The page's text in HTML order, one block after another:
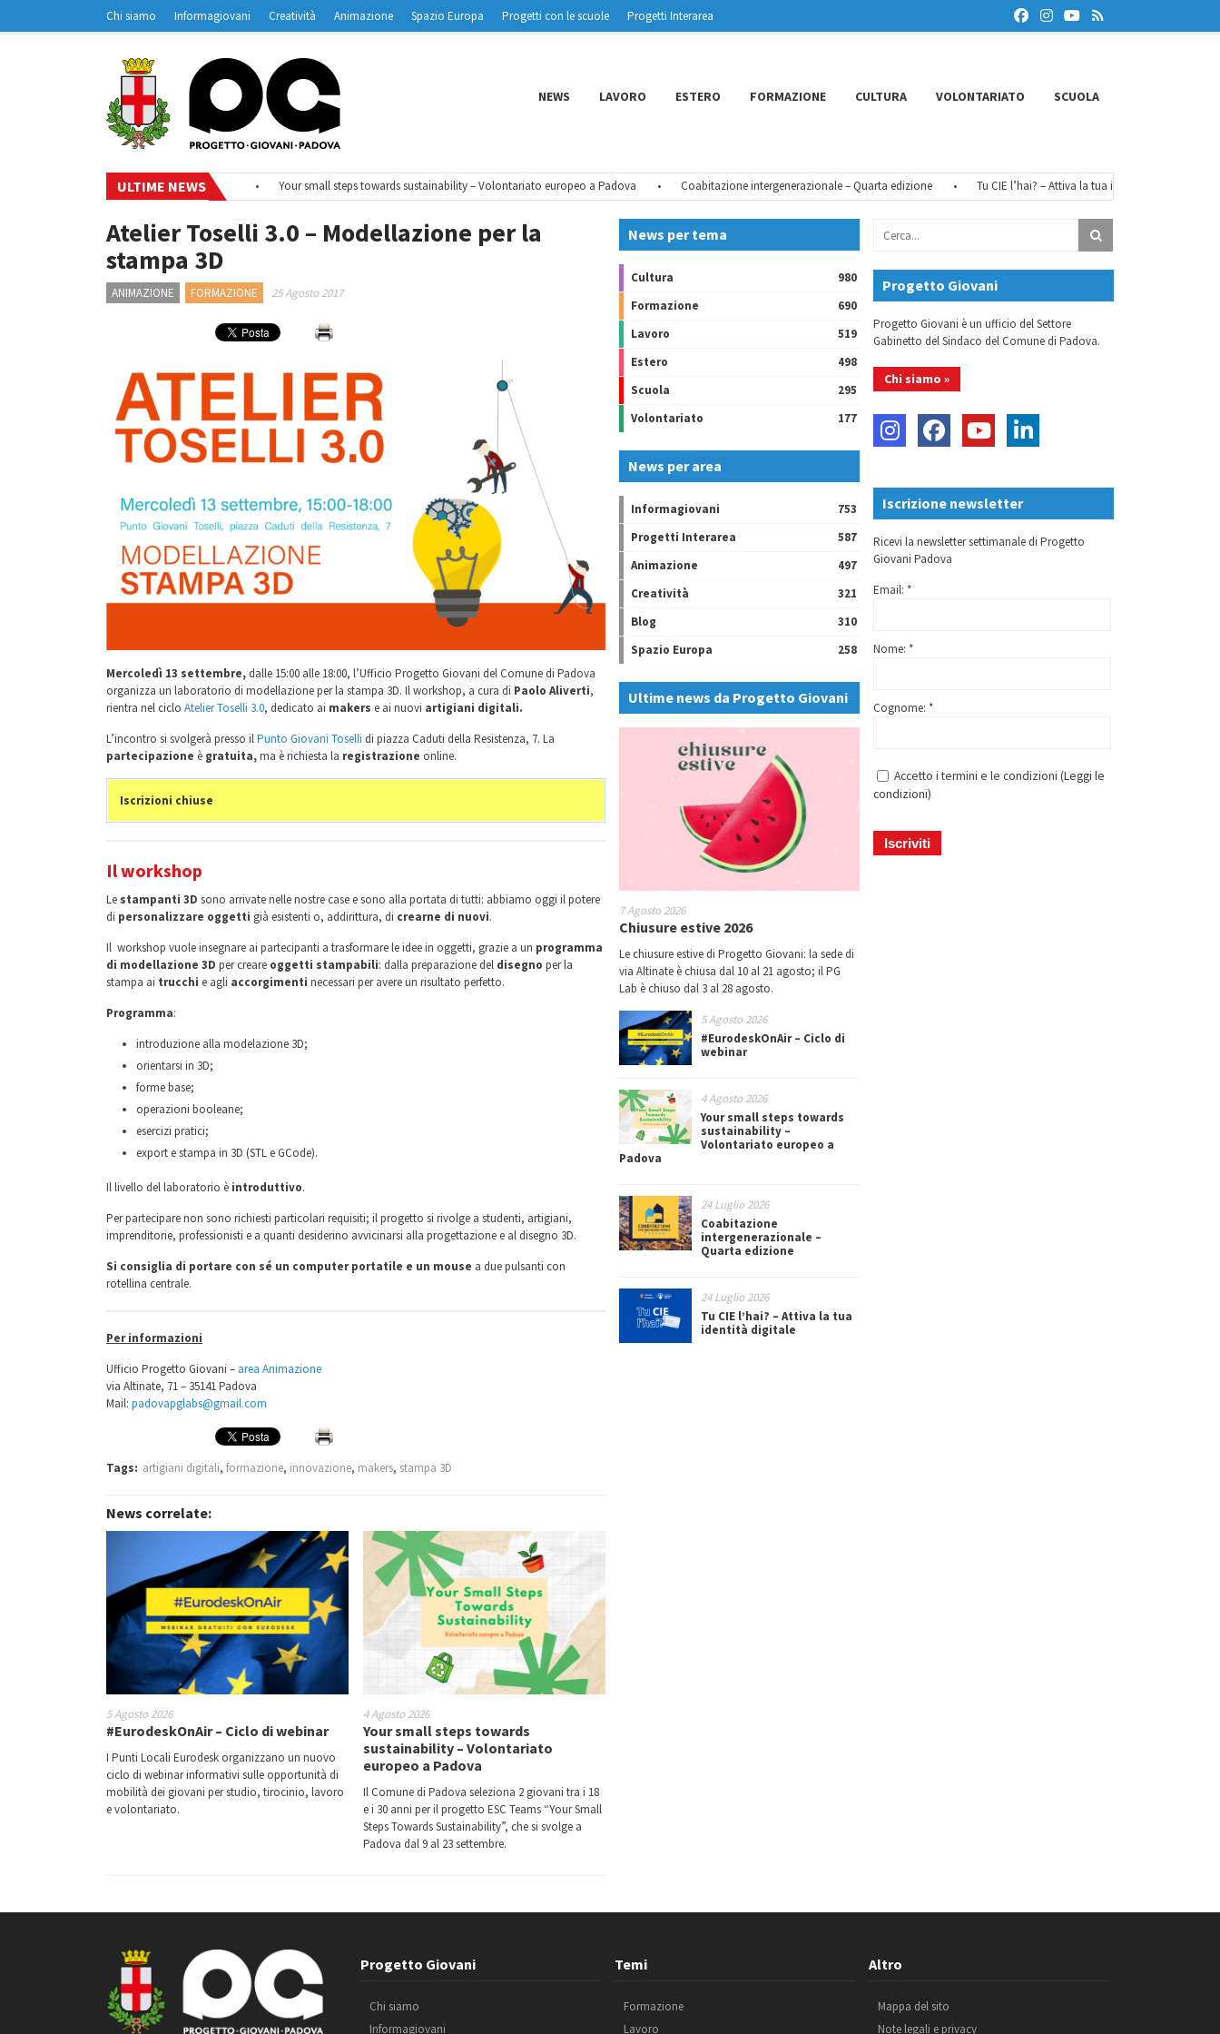
Chi siamo Informagiovani Creatività Animazione Spazio Europa Progetti con le scuole
Progetti Interarea
Contatti
Padovanet
NEWS LAVORO ESTERO FORMAZIONE CULTURA VOLONTARIATO SCUOLA
ULTIME NEWS
#EurodeskOnAir – Ciclo di webinar Your small steps towards sustainability – Volontariato europeo a Padova • Coabitazione intergenerazionale – Quarta edizione • Tu CIE l’hai? – Attiva la tua identità digitale
Atelier Toselli 3.0 – Modellazione per la
stampa 3D
ANIMAZIONE FORMAZIONE 25 Agosto 2017
Mercoledì 13 settembre, dalle 15:00 alle 18:00, l’Ufficio Progetto Giovani del Comune di Padova
organizza un laboratorio di modellazione per la stampa 3D. Il workshop, a cura di Paolo Aliverti,
rientra nel ciclo Atelier Toselli 3.0, dedicato ai makers e ai nuovi artigiani digitali.
L’incontro si svolgerà presso ilPunto Giovani Toselli di piazza Caduti della Resistenza, 7. La
partecipazione è gratuita,ma è richiesta la registrazione online.
Iscrizioni chiuse
Il workshop
Le stampanti 3D sono arrivate nelle nostre case e sono alla portata di tutti: abbiamo oggi il potere
di personalizzare oggetti già esistenti o, addirittura, di crearne di nuovi.
Il workshop vuole insegnare ai partecipanti a trasformare le idee in oggetti, grazie a un programma
di modellazione 3D per creare oggetti stampabili: dalla preparazione del disegno per la
stampa ai trucchi e agli accorgimenti necessari per avere un risultato perfetto.
Programma:
introduzione alla modelazione 3D;
orientarsi in 3D;
forme base;
operazioni booleane;
esercizi pratici;
export e stampa in 3D (STL e GCode).
Il livello del laboratorio è introduttivo.
Per partecipare non sono richiesti particolari requisiti; il progetto si rivolge a studenti, artigiani,
imprenditorie, professionisti e a quanti desiderino avvicinarsi alla progettazione e al disegno 3D.
Si consiglia di portare con sé un computer portatile e un mouse a due pulsanti con
rotellina centrale.
Per informazioni
Ufficio Progetto Giovani – area Animazione
via Altinate, 71 – 35141 Padova
Mail: padovapglabs@gmail.com
Tags: artigiani digitali, formazione, innovazione, makers, stampa 3D
News correlate:
5 Agosto 2026
#EurodeskOnAir – Ciclo di webinar
I Punti Locali Eurodesk organizzano un nuovo
ciclo di webinar informativi sulle opportunità di
mobilità dei giovani per studio, tirocinio, lavoro
e volontariato.
4 Agosto 2026
Your small steps towards
sustainability – Volontariato
europeo a Padova
Il Comune di Padova seleziona 2 giovani tra i 18
e i 30 anni per il progetto ESC Teams “Your Small
Steps Towards Sustainability”, che si svolge a
Padova dal 9 al 23 settembre.
News per tema
Cultura
980
Formazione
690
Lavoro
519
Estero
498
Scuola
295
Volontariato
177
News per area
Informagiovani
753
Progetti Interarea
587
Animazione
497
Creatività
321
Blog
310
Spazio Europa
258
Ultime news da Progetto Giovani
7 Agosto 2026
Chiusure estive 2026
Le chiusure estive di Progetto Giovani: la sede di
via Altinate è chiusa dal 10 al 21 agosto; il PG
Lab è chiuso dal 3 al 28 agosto.
5 Agosto 2026
#EurodeskOnAir – Ciclo di
webinar
4 Agosto 2026
Your small steps towards
sustainability –
Volontariato europeo a
Padova
24 Luglio 2026
Coabitazione
intergenerazionale –
Quarta edizione
24 Luglio 2026
Tu CIE l’hai? – Attiva la tua
identità digitale
Progetto Giovani
Progetto Giovani è un ufficio del Settore
Gabinetto del Sindaco del Comune di Padova.
Chi siamo »
Iscrizione newsletter
Ricevi la newsletter settimanale di Progetto
Giovani Padova
Email: *
Nome: *
Cognome: *
Accetto i termini e le condizioni (Leggi le
condizioni)
Progetto Giovani
Chi siamo
Informagiovani
Temi
Formazione
Lavoro
Altro
Mappa del sito
Note legali e privacy